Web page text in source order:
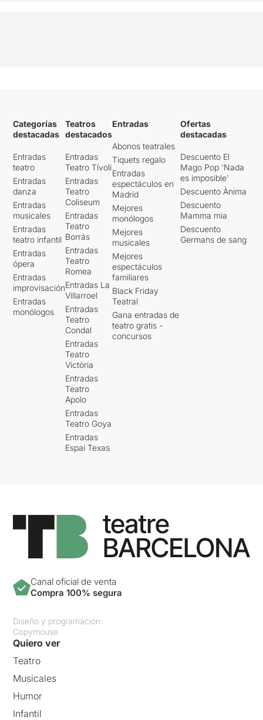
Categorías
destacadas
Entradas
teatro
Entradas
danza
Entradas
musicales
Entradas
teatro infantil
Entradas
ópera
Entradas
improvisación
Entradas
monólogos
Teatros
destacados
Entradas
Teatro Tívoli
Entradas
Teatro
Coliseum
Entradas
Teatro
Borrás
Entradas
Teatro
Romea
Entradas La
Villarroel
Entradas
Teatro
Condal
Entradas
Teatro
Victòria
Entradas
Teatro
Apolo
Entradas
Teatro Goya
Entradas
Espai Texas
Entradas
Abonos teatrales
Tiquets regalo
Entradas
espectáculos en
Madrid
Mejores
monólogos
Mejores
musicales
Mejores
espectáculos
familiares
Black Friday
Teatral
Gana entradas de
teatro gratis -
concursos
Ofertas
destacadas
Descuento El
Mago Pop 'Nada
es imposible'
Descuento Ànima
Descuento
Mamma mia
Descuento
Germans de sang
Canal oficial de venta
Compra 100% segura
Diseño y programación:
Copymouse
Quiero ver
Teatro
Musicales
Humor
Infantil